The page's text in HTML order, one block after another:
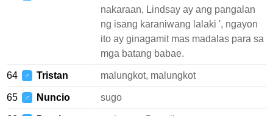
nakaraan, Lindsay ay ang pangalan
ng isang karaniwang lalaki ', ngayon
ito ay ginagamit mas madalas para sa
mga batang babae.
64 ♂ Tristan malungkot, malungkot
65 ♂ Nuncio sugo